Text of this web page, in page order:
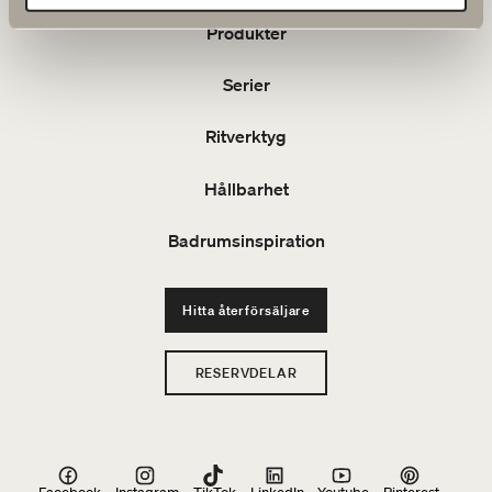
Produkter
Serier
Ritverktyg
Hållbarhet
Badrumsinspiration
Hitta återförsäljare
RESERVDELAR